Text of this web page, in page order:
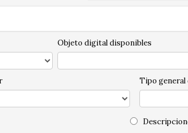
Objeto digital disponibles
Tipo general